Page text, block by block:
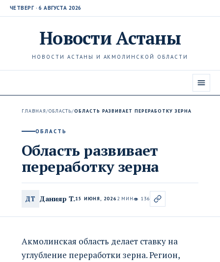
ЧЕТВЕРГ · 6 АВГУСТА 2026
НовостиАстаны
НОВОСТИ АСТАНЫ И АКМОЛИНСКОЙ ОБЛАСТИ
ГЛАВНАЯ/ОБЛАСТЬ/ОБЛАСТЬ РАЗВИВАЕТ ПЕРЕРАБОТКУ ЗЕРНА
ОБЛАСТЬ
Область развивает
переработку зерна
ДТ Данияр Т.15 ИЮНЯ, 2026 2 МИН👁 136
Акмолинская область делает ставку на
углубление переработки зерна. Регион,